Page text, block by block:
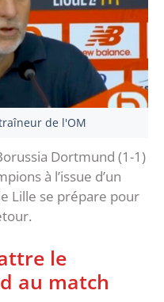
de l'OM
Dortmund (1-1)
à l’issue d’un
Lille se prépare pour
le
au match